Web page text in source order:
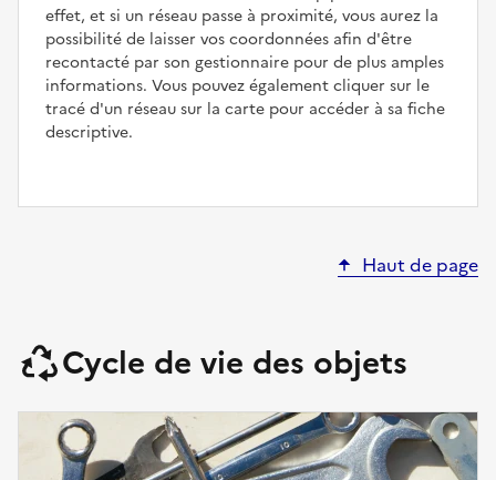
effet, et si un réseau passe à proximité, vous aurez la
possibilité de laisser vos coordonnées afin d'être
recontacté par son gestionnaire pour de plus amples
informations. Vous pouvez également cliquer sur le
tracé d'un réseau sur la carte pour accéder à sa fiche
descriptive.
Haut de page
Cycle de vie des objets